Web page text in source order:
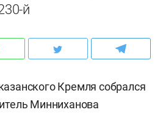
й
Кремля собрался
Минниханова